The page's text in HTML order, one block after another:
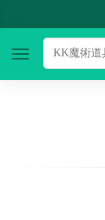
Toggle
navigation